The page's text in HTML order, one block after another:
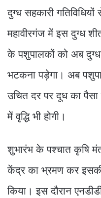
दुग्ध सहकारी
महावीरगंज में इस दुग्ध
के पशुपालकों को अब
भटकना पड़ेगा। अब
उचित दर पर दूध का
में वृद्धि भी होगी।
शुभारंभ के पश्चात कृषि
केंद्र का भ्रमण कर
किया। इस दौरान